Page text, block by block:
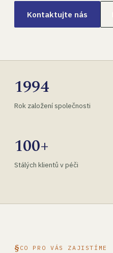
Kontaktujte nás
1994
Rok založení společnosti
100+
Stálých klientů v péči
CO PRO VÁS ZAJISTÍME